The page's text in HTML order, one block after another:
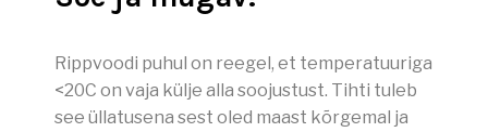
Rippvoodi puhul on reegel, et temperatuuriga
<20C on vaja külje alla soojustust. Tihti tuleb
see üllatusena sest oled maast kõrgemal ja